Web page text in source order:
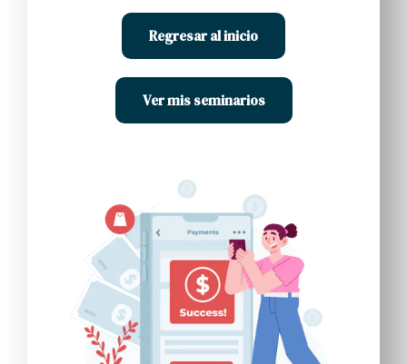
Regresar al inicio
Ver mis seminarios